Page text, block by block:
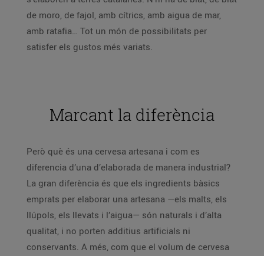
de moro, de fajol, amb cítrics, amb aigua de mar,
amb ratafia… Tot un món de possibilitats per
satisfer els gustos més variats.
Marcant la diferència
Però què és una cervesa artesana i com es
diferencia d’una d’elaborada de manera industrial?
La gran diferència és que els ingredients bàsics
emprats per elaborar una artesana —els malts, els
llúpols, els llevats i l’aigua— són naturals i d’alta
qualitat, i no porten additius artificials ni
conservants. A més, com que el volum de cervesa